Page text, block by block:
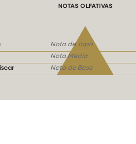
NOTAS OLFATIVAS
Nota de Topo
Nota Média
Nota de Base